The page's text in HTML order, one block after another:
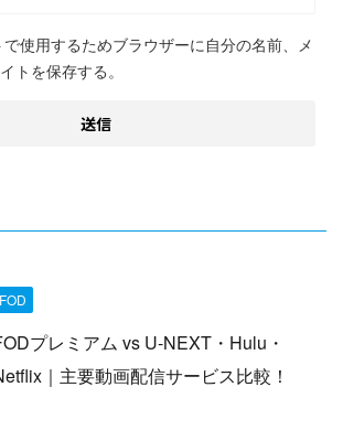
使用するためブラウザーに自分の名前、メ
トを保存する。
FOD
プレミアム vs U-NEXT・Hulu・
｜主要動画配信サービス比較！